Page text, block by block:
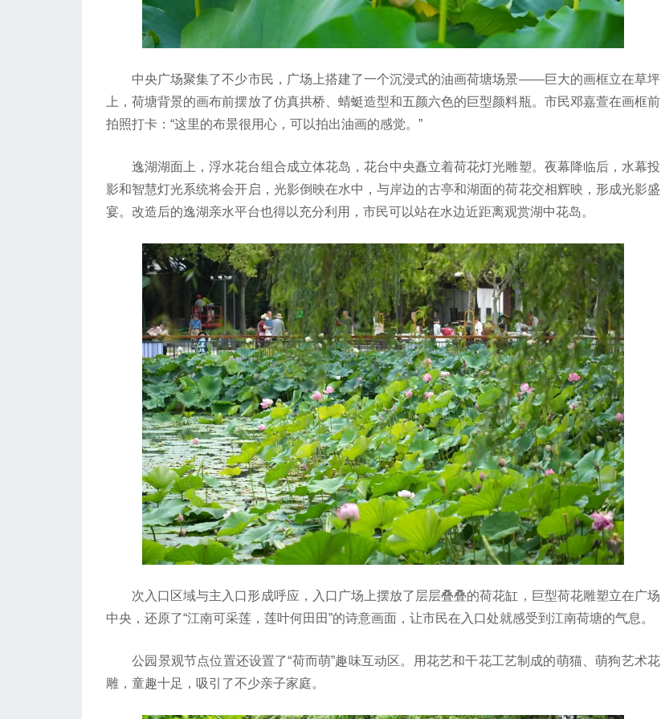
中央广场聚集了不少市民，广场上搭建了一个沉浸式的油画荷塘场景——巨大的画框立在草坪
上，荷塘背景的画布前摆放了仿真拱桥、蜻蜓造型和五颜六色的巨型颜料瓶。市民邓嘉萱在画框前
拍照打卡：“这里的布景很用心，可以拍出油画的感觉。”
逸湖湖面上，浮水花台组合成立体花岛，花台中央矗立着荷花灯光雕塑。夜幕降临后，水幕投
影和智慧灯光系统将会开启，光影倒映在水中，与岸边的古亭和湖面的荷花交相辉映，形成光影盛
宴。改造后的逸湖亲水平台也得以充分利用，市民可以站在水边近距离观赏湖中花岛。
次入口区域与主入口形成呼应，入口广场上摆放了层层叠叠的荷花缸，巨型荷花雕塑立在广场
中央，还原了“江南可采莲，莲叶何田田”的诗意画面，让市民在入口处就感受到江南荷塘的气息。
公园景观节点位置还设置了“荷而萌”趣味互动区。用花艺和干花工艺制成的萌猫、萌狗艺术花
雕，童趣十足，吸引了不少亲子家庭。